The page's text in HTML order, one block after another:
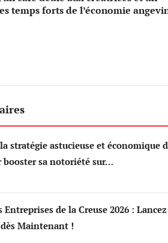
temps forts de l’économie
stratégie astucieuse et économique
booster sa notoriété sur…
Entreprises de la Creuse 2026 :
Maintenant !